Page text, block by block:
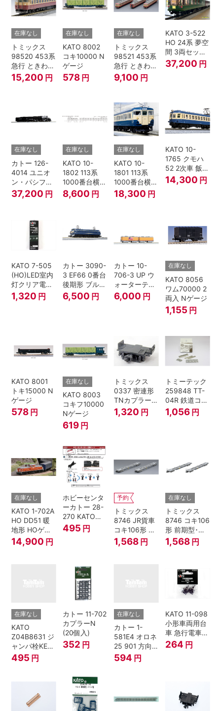
在庫なし
トミックス
98520 453系
急行 ときわ
基本4両セッ
ト Nゲージ
15,200 円
在庫なし
KATO 8002
コキ10000 N
ゲージ
578 円
在庫なし
トミックス
98521 453系
急行 ときわ
増結3両セッ
ト Nゲージ
9,100 円
KATO 3-522
HO 24系 夢空
間 3両セット
HOゲージ
37,200 円
在庫なし
カトー 126-
4014 ユニオ
ン・パシフィ
ック鉄道 ビッ
グボーイ＃
37,200 円
在庫なし
KATO 10-
1802 113系
1000番台横須
賀・総武快速
線 増結4両セ
8,600 円
在庫なし
KATO 10-
1801 113系
1000番台横須
賀・総武快速
線 基本7両セ
18,300 円
KATO 10-
1765 クモハ
52 2次車 飯田
線 4両セット
Nゲージ
14,300 円
KATO 7-505
(HO)LED室内
灯クリア電球
色
1,320 円
カトー 3090-
3 EF66 0番台
後期形 ブルー
トレイン牽引
機
6,500 円
カトー 10-
706-3 UP ウ
ォーターテン
ダー 2両入
6,000 円
在庫なし
KATO 8056
ワム70000 2
両入 Nゲージ
1,155 円
KATO 8001
トキ15000 N
ゲージ
578 円
在庫なし
KATO 8003
コキフ10000
Nゲージ
619 円
トミックス
0337 密連形
TNカプラー
(6個入・SPタ
イプ)
1,320 円
トミーテック
259848 TT-
04R 鉄道コレ
クション
1,056 円
在庫なし
KATO 1-702A
HO DD51 暖
地形 HOゲー
ジ
14,900 円
ホビーセンタ
ーカトー 28-
270 KATOナ
ックルカプラ
ー 黒 センタ
495 円
予約
トミックス
8746 JR貨車
コキ106形 前
期型･新塗装･
コンテナな
1,568 円
在庫なし
トミックス
8746 コキ106
形 前期型･新
塗装･コンテ
ナなし･2両セ
1,568 円
在庫なし
KATO
Z04B8631 ジ
ャンパ栓KE76
濃青 ランナー
495 円
カトー 11-702
カプラーN
(20個入)
352 円
在庫なし
カトー 1-
581E4 オロネ
25 901 方向
幕 4両分
594 円
KATO 11-098
小形車両用台
車 急行電車1
Bトレインシ
ョーティー 対
264 円